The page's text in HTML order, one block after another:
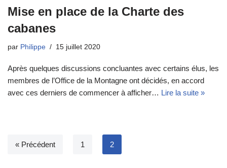
Mise en place de la Charte des
cabanes
par Philippe 15 juillet 2020
Après quelques discussions concluantes avec certains élus, les
membres de l’Office de la Montagne ont décidés, en accord
avec ces derniers de commencer à afficher… Lire la suite »
« Précédent 1 2